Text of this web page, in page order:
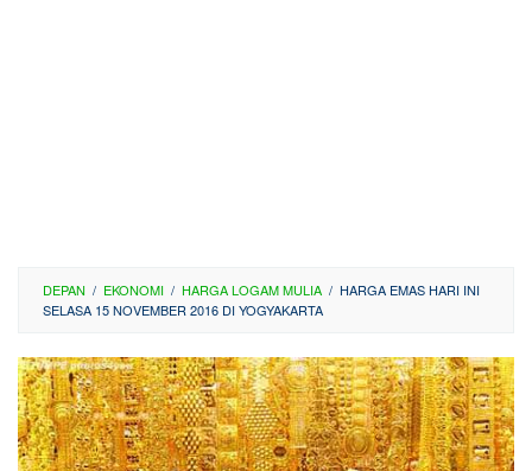
DEPAN / EKONOMI / HARGA LOGAM MULIA / HARGA EMAS HARI INI
SELASA 15 NOVEMBER 2016 DI YOGYAKARTA